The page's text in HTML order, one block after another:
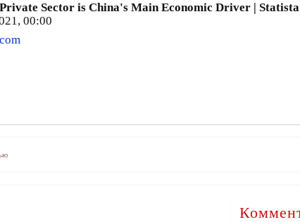
Sector is China's Main Economic Driver | Statista
00:00